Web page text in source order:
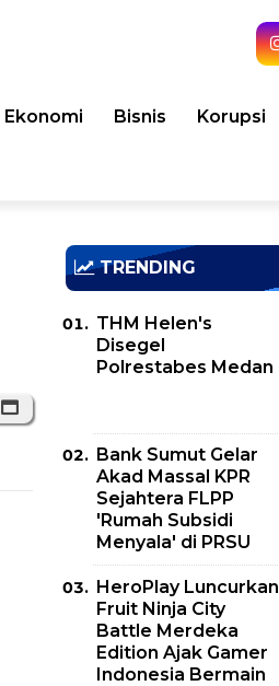
Ekonomi Bisnis Korupsi
TRENDING
THM Helen's
Disegel
Polrestabes Medan
Bank Sumut Gelar
Akad Massal KPR
Sejahtera FLPP
'Rumah Subsidi
Menyala' di PRSU
HeroPlay Luncurkan
Fruit Ninja City
Battle Merdeka
Edition Ajak Gamer
Indonesia Bermain